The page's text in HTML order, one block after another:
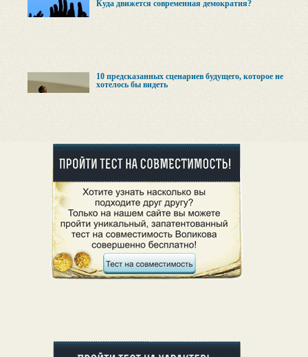
Куда движется современная демократия?
10 предсказанных сценариев будущего, которое не
хотелось бы видеть